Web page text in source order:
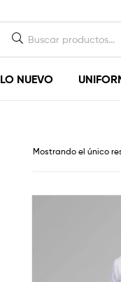
LO NUEVO
Mostrando el único